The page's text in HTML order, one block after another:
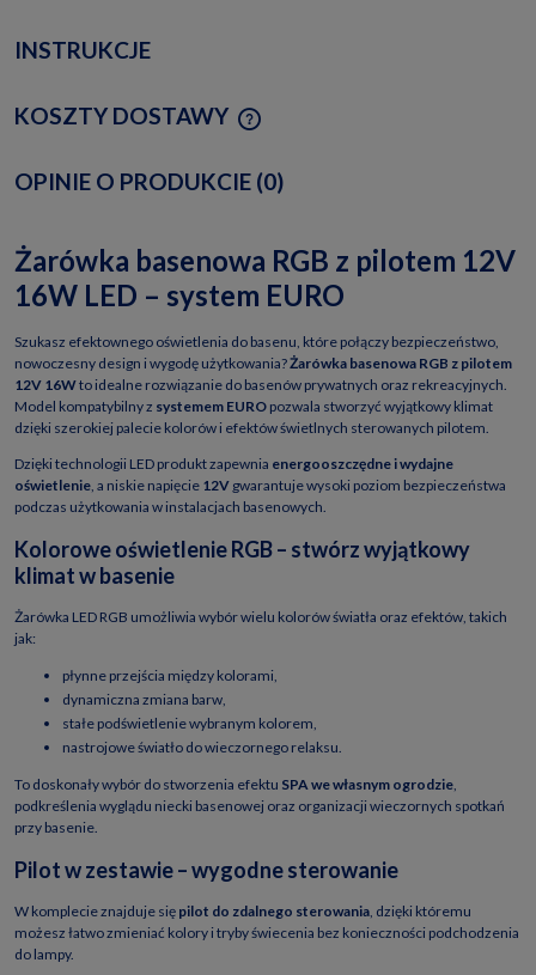
INSTRUKCJE
KOSZTY DOSTAWY
CENA NIE ZAWIERA EWENTUALNYCH KOSZTÓW
OPINIE O PRODUKCIE (0)
Żarówka basenowa RGB z pilotem 12V
16W LED – system EURO
Szukasz efektownego oświetlenia do basenu, które połączy bezpieczeństwo,
nowoczesny design i wygodę użytkowania?Żarówka basenowa RGB z pilotem
12V 16Wto idealne rozwiązanie do basenów prywatnych oraz rekreacyjnych.
Model kompatybilny z systemem EURO pozwala stworzyć wyjątkowy klimat
dzięki szerokiej palecie kolorów i efektów świetlnych sterowanych pilotem.
Dzięki technologii LED produkt zapewnia energooszczędne i wydajne
oświetlenie, a niskie napięcie 12V gwarantuje wysoki poziom bezpieczeństwa
podczas użytkowania w instalacjach basenowych.
Kolorowe oświetlenie RGB – stwórz wyjątkowy
klimat w basenie
Żarówka LED RGB umożliwia wybór wielu kolorów światła oraz efektów, takich
jak:
płynne przejścia między kolorami,
dynamiczna zmiana barw,
stałe podświetlenie wybranym kolorem,
nastrojowe światło do wieczornego relaksu.
To doskonały wybór do stworzenia efektu SPA we własnym ogrodzie,
podkreślenia wyglądu niecki basenowej oraz organizacji wieczornych spotkań
przy basenie.
Pilot w zestawie – wygodne sterowanie
W komplecie znajduje się pilot do zdalnego sterowania, dzięki któremu
możesz łatwo zmieniać kolory i tryby świecenia bez konieczności podchodzenia
do lampy.